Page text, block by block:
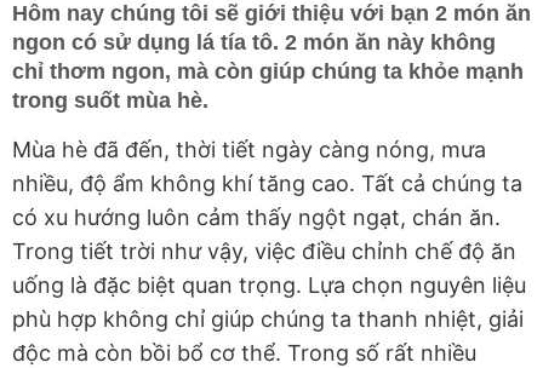
Hôm nay chúng tôi sẽ giới thiệu với bạn 2 món ăn
ngon có sử dụng lá tía tô. 2 món ăn này không
chỉ thơm ngon, mà còn giúp chúng ta khỏe mạnh
trong suốt mùa hè.
Mùa hè đã đến, thời tiết ngày càng nóng, mưa
nhiều, độ ẩm không khí tăng cao. Tất cả chúng ta
có xu hướng luôn cảm thấy ngột ngạt, chán ăn.
Trong tiết trời như vậy, việc điều chỉnh chế độ ăn
uống là đặc biệt quan trọng. Lựa chọn nguyên liệu
phù hợp không chỉ giúp chúng ta thanh nhiệt, giải
độc mà còn bồi bổ cơ thể. Trong số rất nhiều